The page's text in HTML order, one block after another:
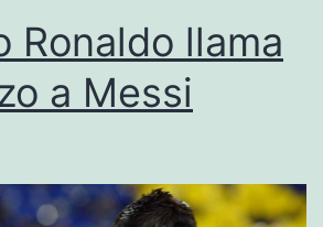
Ronaldo llama
a Messi